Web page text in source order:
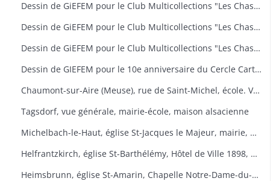
Dessin de GiEFEM pour le Club Multicollections "Les Chasseurs d'Images", Mulhouse. Carte n° 20 : "L'univers de Tintin
Dessin de GiEFEM pour le Club Multicollections "Les Chasseurs d'Images", Mulhouse. Carte n° 17 : "Nounours a Cent ans
Dessin de GiEFEM pour le Club Multicollections "Les Chasseurs d'Images". Mulhouse. Carte n° 15
Dessin de GIEFEM pour le 10e anniversaire du Cercle Cartophile de Thann et de la Vallée de la Thur. Novembre 1997
Chaumont-sur-Aire (Meuse), rue de Saint-Michel, école. Vue d'une carte postale pour l'exposition de cartes postales anciennes (11 octobre 2009)
Tagsdorf, vue générale, mairie-école, maison alsacienne
Michelbach-le-Haut, église St-Jacques le Majeur, mairie, maison 1832, fontaine, fête du pain
Helfrantzkirch, église St-Barthélémy, Hôtel de Ville 1898, maison alsacienne
Heimsbrunn, église St-Amarin, Chapelle Notre-Dame-du-Chêne, Maison Ste-Anne, mairie